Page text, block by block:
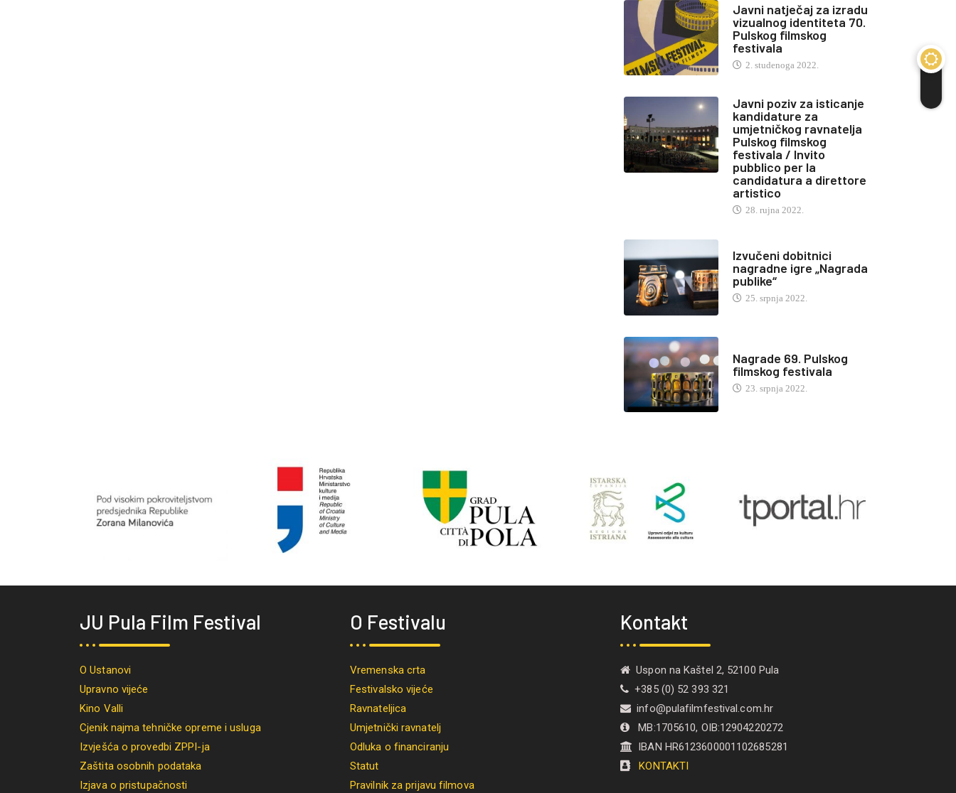
Javni natječaj za izradu
vizualnog identiteta 70.
Pulskog filmskog
festivala
2. studenoga 2022.
Javni poziv za isticanje
kandidature za
umjetničkog ravnatelja
Pulskog filmskog
festivala / Invito
pubblico per la
candidatura a direttore
artistico
28. rujna 2022.
Izvučeni dobitnici
nagradne igre „Nagrada
publike“
25. srpnja 2022.
Nagrade 69. Pulskog
filmskog festivala
23. srpnja 2022.
JU Pula Film Festival
O Ustanovi
Upravno vijeće
Kino Valli
Cjenik najma tehničke opreme i usluga
Izvješća o provedbi ZPPI-ja
Zaštita osobnih podataka
Izjava o pristupačnosti
O Festivalu
Vremenska crta
Festivalsko vijeće
Ravnateljica
Umjetnički ravnatelj
Odluka o financiranju
Statut
Pravilnik za prijavu filmova
Kontakt
Uspon na Kaštel 2, 52100 Pula
+385 (0) 52 393 321
info@pulafilmfestival.com.hr
MB:1705610, OIB:12904220272
IBAN HR6123600001102685281
KONTAKTI